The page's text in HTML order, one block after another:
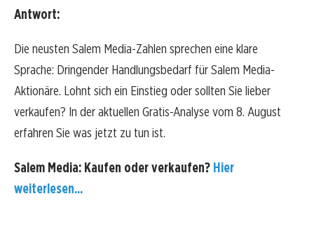
Antwort:
Die neusten Salem Media-Zahlen sprechen eine klare
Sprache: Dringender Handlungsbedarf für Salem Media-
Aktionäre. Lohnt sich ein Einstieg oder sollten Sie lieber
verkaufen? In der aktuellen Gratis-Analyse vom 8. August
erfahren Sie was jetzt zu tun ist.
Salem Media: Kaufen oder verkaufen? Hier
weiterlesen...